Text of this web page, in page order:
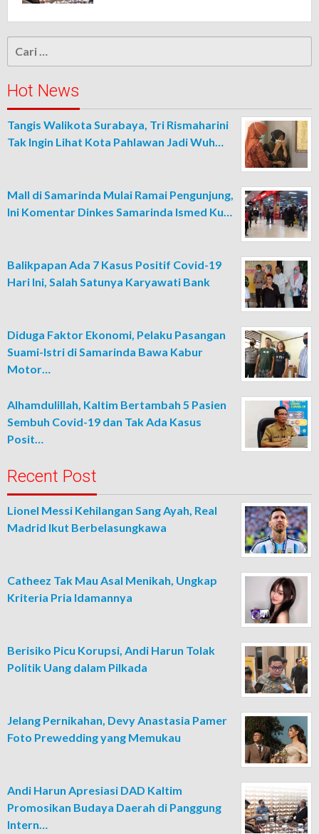
Cari
untuk:
Hot News
Tangis Walikota Surabaya, Tri Rismaharini
Tak Ingin Lihat Kota Pahlawan Jadi Wuh…
Mall di Samarinda Mulai Ramai Pengunjung,
Ini Komentar Dinkes Samarinda Ismed Ku…
Balikpapan Ada 7 Kasus Positif Covid-19
Hari Ini, Salah Satunya Karyawati Bank
Diduga Faktor Ekonomi, Pelaku Pasangan
Suami-Istri di Samarinda Bawa Kabur
Motor…
Alhamdulillah, Kaltim Bertambah 5 Pasien
Sembuh Covid-19 dan Tak Ada Kasus
Posit…
Recent Post
Lionel Messi Kehilangan Sang Ayah, Real
Madrid Ikut Berbelasungkawa
Catheez Tak Mau Asal Menikah, Ungkap
Kriteria Pria Idamannya
Berisiko Picu Korupsi, Andi Harun Tolak
Politik Uang dalam Pilkada
Jelang Pernikahan, Devy Anastasia Pamer
Foto Prewedding yang Memukau
Andi Harun Apresiasi DAD Kaltim
Promosikan Budaya Daerah di Panggung
Intern…